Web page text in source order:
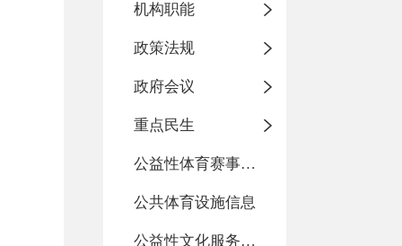
机构职能
政策法规
政府会议
重点民生
公益性体育赛事活动
公共体育设施信息
公益性文化服务活动